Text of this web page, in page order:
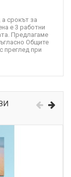
срокът за
е 3 работни
Предлагаме
Общите
преглед при